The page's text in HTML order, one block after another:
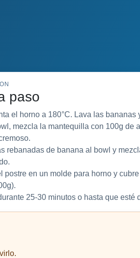
paso
el horno a 180°C. Lava las bananas
mezcla la mantequilla con 100g de
rebanadas de banana al bowl y
postre en un molde para horno y
25-30 minutos o hasta que esté